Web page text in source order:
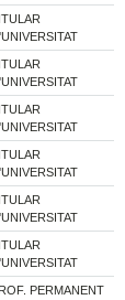
PERMANENT